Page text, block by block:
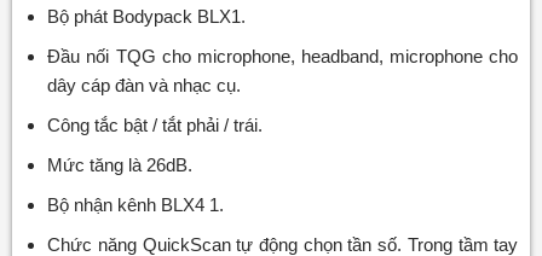
Bộ phát Bodypack BLX1.
Đầu nối TQG cho microphone, headband, microphone cho
dây cáp đàn và nhạc cụ.
Công tắc bật / tắt phải / trái.
Mức tăng là 26dB.
Bộ nhận kênh BLX4 1.
Chức năng QuickScan tự động chọn tần số. Trong tầm tay